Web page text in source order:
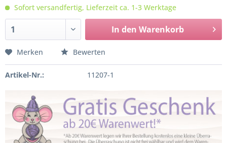
Sofort versandfertig, Lieferzeit ca. 1-3 Werktage
In den Warenkorb
Merken Bewerten
Artikel-Nr.: 11207-1